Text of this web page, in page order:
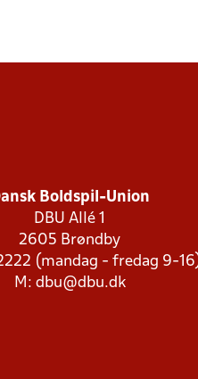
Boldspil-Union
DBU Allé 1
2605 Brøndby
(mandag - fredag 9-
M: dbu@dbu.dk